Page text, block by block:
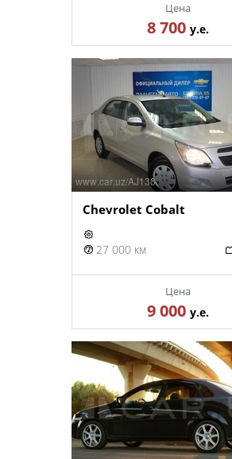
Цена
8 700 у.е.
Chevrolet Cobalt
27 000 км
Цена
9 000 у.е.